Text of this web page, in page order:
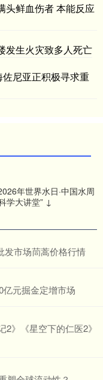
头鲜血伤者 本能反应
发生火灾致多人死亡
尼亚正积极寻求重
年世界水日·中国水周
学大讲堂” ↓
发市场茼蒿价格行情
元掘金定增市场
》《星空下的仁医2》